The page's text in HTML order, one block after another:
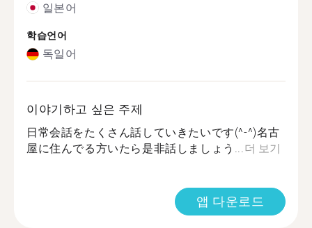
일본어
학습언어
독일어
이야기하고 싶은 주제
日常会話をたくさん話していきたいです(^-^)名古
屋に住んでる方いたら是非話しましょう...더 보기
앱 다운로드